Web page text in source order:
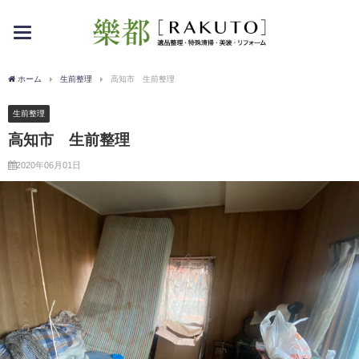
toggle
ホーム 生前整理 高知市 生前整理
生前整理
高知市 生前整理
2020年06月01日